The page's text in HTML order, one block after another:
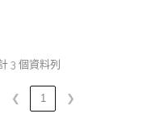
3 個資料列
❮ 1 ❯